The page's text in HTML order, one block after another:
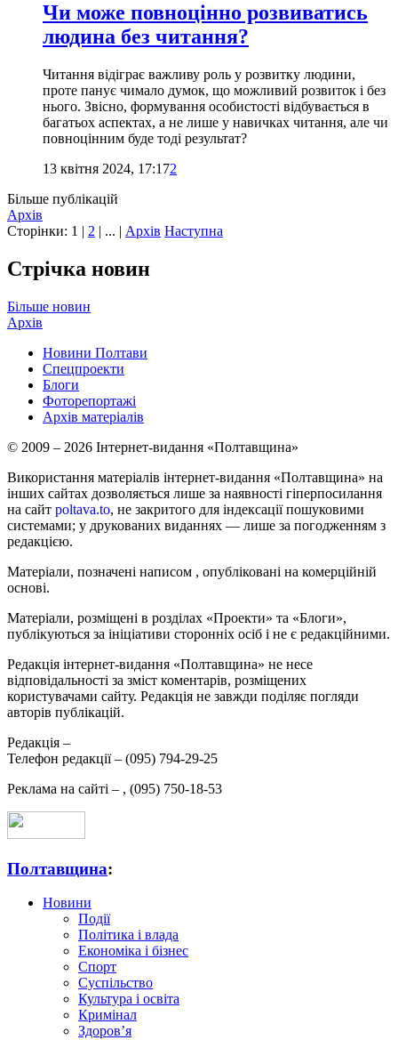
Чи може повноцінно розвиватись
людина без читання?
Читання відіграє важливу роль у розвитку людини,
проте панує чимало думок, що можливий розвиток і без
нього. Звісно, формування особистості відбувається в
багатьох аспектах, а не лише у навичках читання, але чи
повноцінним буде тоді результат?
13 квітня 2024, 17:172
Більше публікацій
Архів
Сторінки: 1 | 2 | ... | Архів Наступна
Стрічка новин
Більше новин
Архів
Новини Полтави
Спецпроекти
Блоги
Фоторепортажі
Архів матеріалів
© 2009 – 2026 Інтернет-видання «Полтавщина»
Використання матеріалів інтернет-видання «Полтавщина» на
інших сайтах дозволяється лише за наявності гіперпосилання
на сайт poltava.to, не закритого для індексації пошуковими
системами; у друкованих виданнях — лише за погодженням з
редакцією.
Матеріали, позначені написом , опубліковані на комерційній
основі.
Матеріали, розміщені в розділах «Проекти» та «Блоги»,
публікуються за ініціативи сторонніх осіб і не є редакційними.
Редакція інтернет-видання «Полтавщина» не несе
відповідальності за зміст коментарів, розміщених
користувачами сайту. Редакція не завжди поділяє погляди
авторів публікацій.
Редакція –
Телефон редакції – (095) 794-29-25
Реклама на сайті – , (095) 750-18-53
Полтавщина:
Новини
Події
Політика і влада
Економіка і бізнес
Спорт
Суспільство
Культура і освіта
Кримінал
Здоров’я